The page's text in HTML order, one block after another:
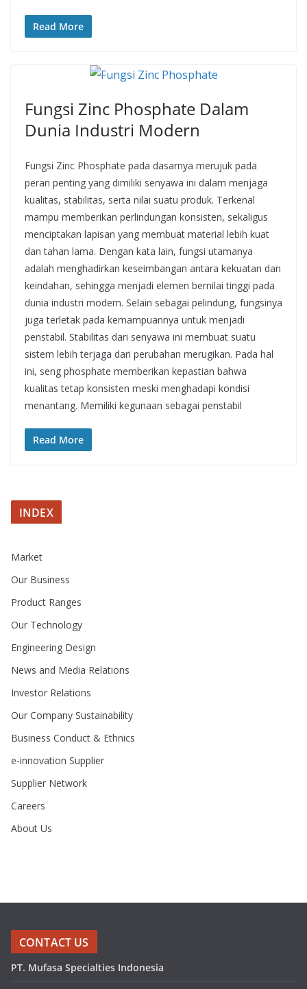
Read More
Fungsi Zinc Phosphate Dalam
Dunia Industri Modern
Fungsi Zinc Phosphate pada dasarnya merujuk pada
peran penting yang dimiliki senyawa ini dalam menjaga
kualitas, stabilitas, serta nilai suatu produk. Terkenal
mampu memberikan perlindungan konsisten, sekaligus
menciptakan lapisan yang membuat material lebih kuat
dan tahan lama. Dengan kata lain, fungsi utamanya
adalah menghadirkan keseimbangan antara kekuatan dan
keindahan, sehingga menjadi elemen bernilai tinggi pada
dunia industri modern. Selain sebagai pelindung, fungsinya
juga terletak pada kemampuannya untuk menjadi
penstabil. Stabilitas dari senyawa ini membuat suatu
sistem lebih terjaga dari perubahan merugikan. Pada hal
ini, seng phosphate memberikan kepastian bahwa
kualitas tetap konsisten meski menghadapi kondisi
menantang. Memiliki kegunaan sebagai penstabil
Read More
INDEX
Market
Our Business
Product Ranges
Our Technology
Engineering Design
News and Media Relations
Investor Relations
Our Company Sustainability
Business Conduct & Ethnics
e-innovation Supplier
Supplier Network
Careers
About Us
CONTACT US
PT. Mufasa Specialties Indonesia